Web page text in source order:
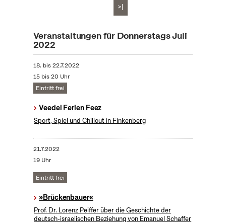
>|
Veranstaltungen für Donnerstags Juli
2022
18. bis22.7.2022
15 bis 20 Uhr
Eintritt frei
Veedel Ferien Feez
Sport, Spiel und Chillout in Finkenberg
21.7.2022
19 Uhr
Eintritt frei
»Brückenbauer«
Prof. Dr. Lorenz Peiffer über die Geschichte der
deutsch-israelischen Beziehung von Emanuel Schaffer